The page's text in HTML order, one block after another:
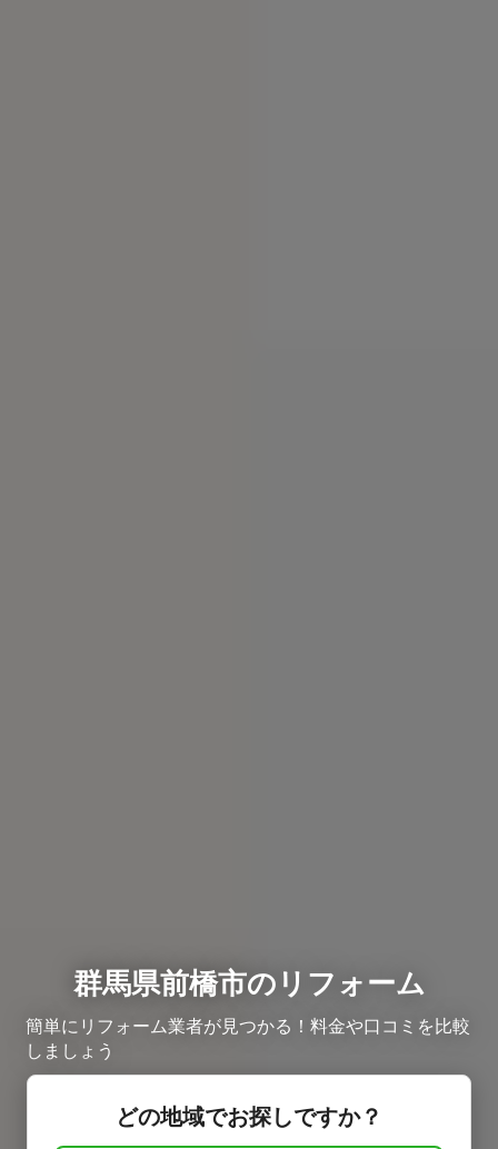
群馬県前橋市のリフォーム
簡単にリフォーム業者が見つかる！料金や口コミを比較
しましょう
どの地域でお探しですか？